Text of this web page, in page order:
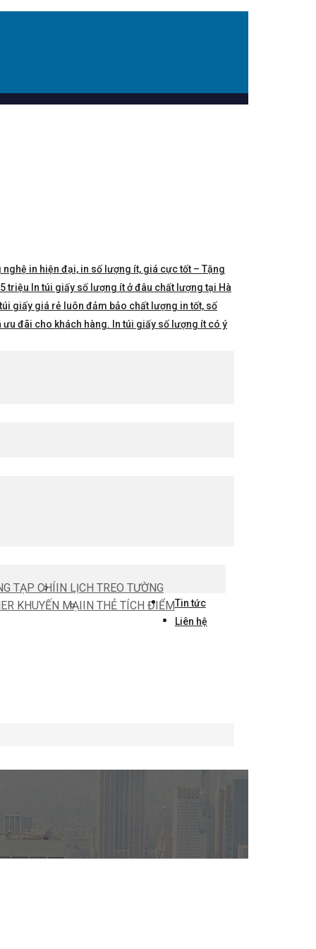
in hiện đại, in số lượng ít, giá cực tốt – Tặng
triệu In túi giấy số lượng ít ở đâu chất lượng tại Hà
giấy giá rẻ luôn đảm bảo chất lượng in tốt, số
đãi cho khách hàng. In túi giấy số lượng ít có ý
TẠP CHÍIN LỊCH TREO TƯỜNG
KHUYẾN MẠIIN THẺ TÍCH ĐIỂMTin tức
Liên hệ